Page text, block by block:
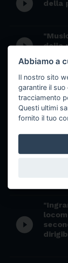
play_circle_filled della
play_circle_filled
della
play_circle_filled
play_circle_filled
della
play_circle_filled
Abbiamo a
Il nostro sito
garantire il
tracciamento
Questi ultimi
fornito il tuo